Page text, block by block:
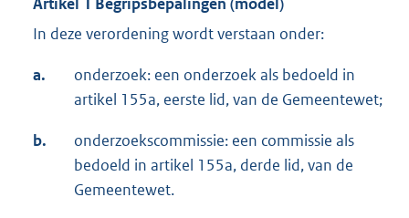
In deze verordening wordt verstaan onder:
a.
onderzoek: een onderzoek als bedoeld in
artikel 155a, eerste lid, van de Gemeentewet;
b.
onderzoekscommissie: een commissie als
bedoeld in artikel 155a, derde lid, van de
Gemeentewet.